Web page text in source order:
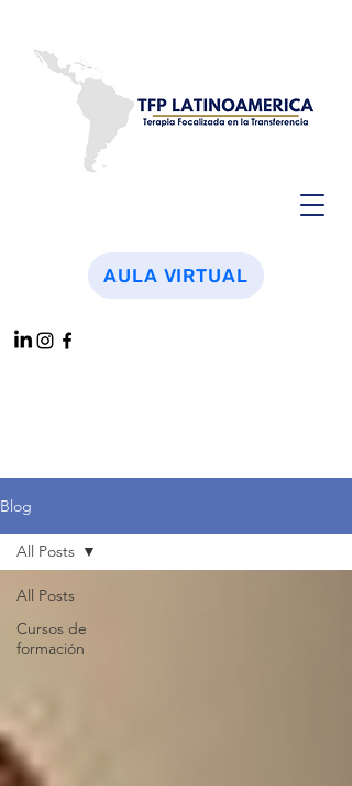
AULA VIRTUAL
Blog
All Posts
Cursos de
formación
All Posts